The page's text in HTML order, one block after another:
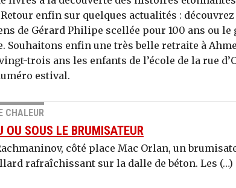
enfin sur quelques actualités :
de Gérard Philipe scellée pour 100 ans ou le
Souhaitons enfin une très belle retraite à
trois ans les enfants de l’école de la rue
estival.
CHALEUR
OU SOUS LE BRUMISATEUR
côté place Mac Orlan, un
rafraîchissant sur la dalle de béton. Les (…)